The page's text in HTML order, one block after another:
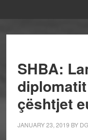
SHBA:
çështjet
JANUARY 23, 2019 BY